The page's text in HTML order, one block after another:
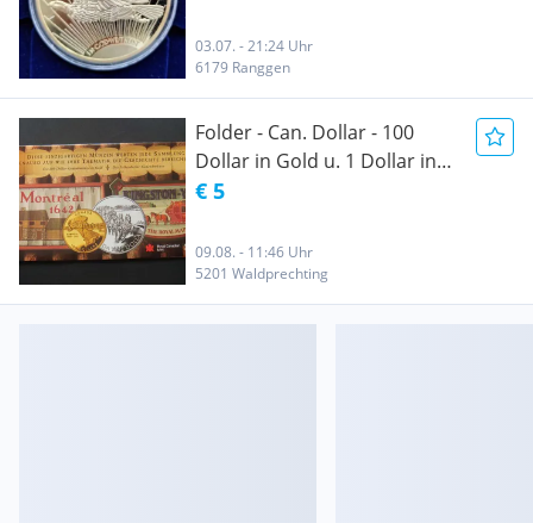
03.07. - 21:24 Uhr
6179 Ranggen
Folder - Can. Dollar - 100
Dollar in Gold u. 1 Dollar in
Silber 1992
€ 5
09.08. - 11:46 Uhr
5201 Waldprechting